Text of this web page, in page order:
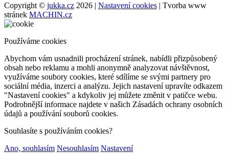
Copyright © jukka.cz 2026 | Nastavení cookies | Tvorba www
stránek MACHIN.cz
Používáme cookies
Abychom vám usnadnili procházení stránek, nabídli přizpůsobený
obsah nebo reklamu a mohli anonymně analyzovat návštěvnost,
využíváme soubory cookies, které sdílíme se svými partnery pro
sociální média, inzerci a analýzu. Jejich nastavení upravíte odkazem
"Nastavení cookies" a kdykoliv jej můžete změnit v patičce webu.
Podrobnější informace najdete v našich Zásadách ochrany osobních
údajů a používání souborů cookies.
Souhlasíte s používáním cookies?
Ano, souhlasím Nesouhlasím Nastavení